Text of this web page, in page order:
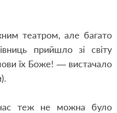
театром, але багато
прийшло зі світу
їх Боже! — вистачало
теж не можна було